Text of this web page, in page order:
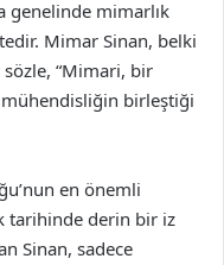
genelinde mimarlık
Mimar Sinan, belki
“Mimari, bir
mühendisliğin birleştiği
en önemli
tarihinde derin bir iz
Sinan, sadece